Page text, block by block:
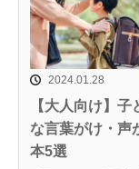
2024.01.28
【大人向け】
な言葉がけ・声
本5選